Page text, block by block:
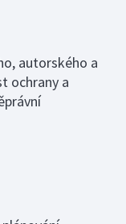
autorského a
ochrany a